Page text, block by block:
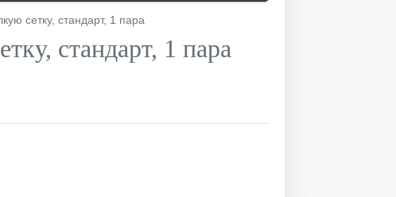
сетку, стандарт, 1 пара
стандарт, 1 пара